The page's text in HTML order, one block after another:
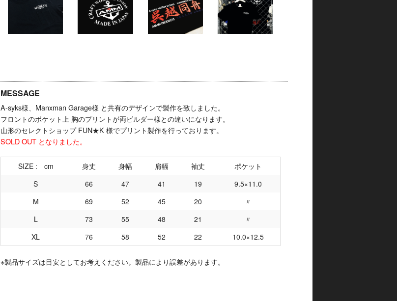
MESSAGE
A-syks様、Manxman Garage様 と共有のデザインで製作を致しました。
フロントのポケット上 胸のプリントが両ビルダー様との違いになります。
山形のセレクトショップFUN★K 様でプリント製作を行っております。
SOLD OUT となりました。
SIZE : cm 身丈 身幅 肩幅 袖丈
ポケット
S
66 47 41 19
9.5×11.0
M
69 52 45 20
〃
L
73 55 48 21
〃
XL
76 58 52 22 10.0×12.5
※製品サイズは目安としてお考えください。製品により誤差があります。